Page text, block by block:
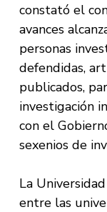
constató el
avances
personas
defendidas,
publicados,
investigación
con el
sexenios de
La
entre las